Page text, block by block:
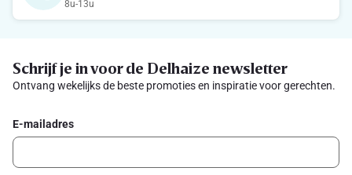
8u-13u
Schrijf je in voor de Delhaize newsletter
Ontvang wekelijks de beste promoties en inspiratie voor gerechten.
E-mailadres